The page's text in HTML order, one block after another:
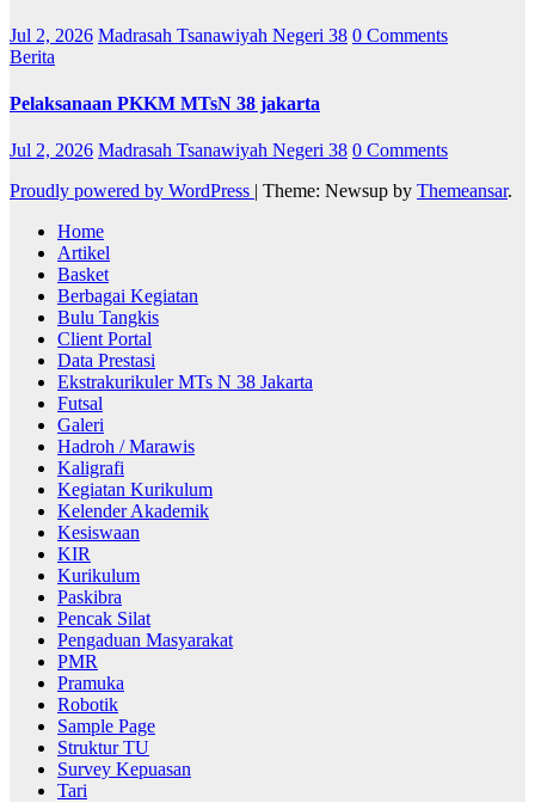
Jul 2, 2026 Madrasah Tsanawiyah Negeri 38 0 Comments
Berita
Pelaksanaan PKKM MTsN 38 jakarta
Jul 2, 2026 Madrasah Tsanawiyah Negeri 38 0 Comments
Proudly powered by WordPress | Theme: Newsup by Themeansar.
Home
Artikel
Basket
Berbagai Kegiatan
Bulu Tangkis
Client Portal
Data Prestasi
Ekstrakurikuler MTs N 38 Jakarta
Futsal
Galeri
Hadroh / Marawis
Kaligrafi
Kegiatan Kurikulum
Kelender Akademik
Kesiswaan
KIR
Kurikulum
Paskibra
Pencak Silat
Pengaduan Masyarakat
PMR
Pramuka
Robotik
Sample Page
Struktur TU
Survey Kepuasan
Tari